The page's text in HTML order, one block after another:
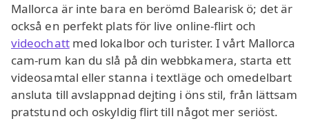
Mallorca är inte bara en berömd Balearisk ö; det är
också en perfekt plats för live online-flirt och
videochattmed lokalbor och turister. I vårt Mallorca
cam-rum kan du slå på din webbkamera, starta ett
videosamtal eller stanna i textläge och omedelbart
ansluta till avslappnad dejting i öns stil, från lättsam
pratstund och oskyldig flirt till något mer seriöst.